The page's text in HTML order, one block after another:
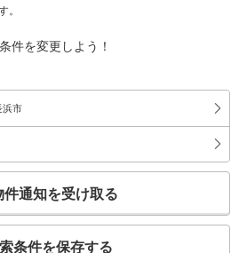
条件を変更しよう！
浜市
通知を受け取る
条件を保存する